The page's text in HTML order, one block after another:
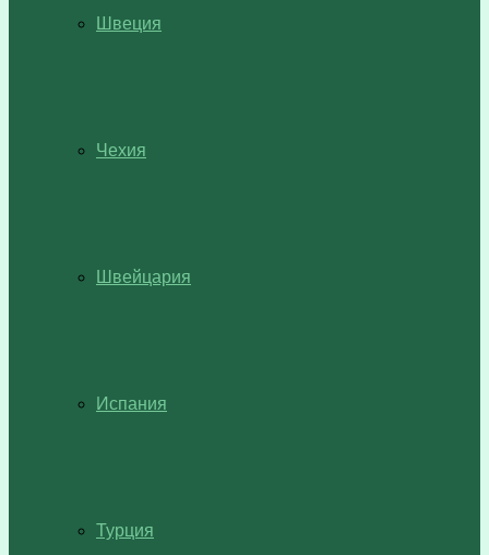
Швеция
Чехия
Швейцария
Испания
Турция